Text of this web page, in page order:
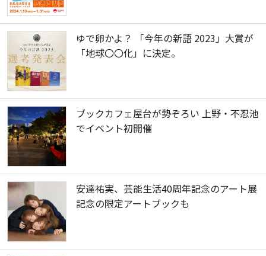
ゆで卵かよ？ 「今年の新語 2023」大賞が
「地球〇〇化」に決定。
ブックカフェ屋台が勢ぞろい 上野・不忍池
でイベント初開催
安達祐実、芸能生活40周年記念のアート展
記念の限定アートブックも